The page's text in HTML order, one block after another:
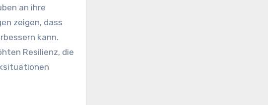
an ihre
zeigen, dass
kann.
Resilienz, die